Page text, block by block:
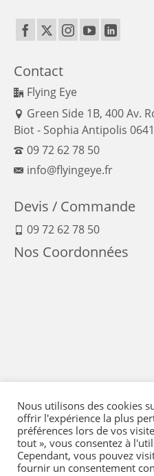
Contact
Flying Eye
Green Side 1B, 400 Av.
Biot - Sophia Antipolis
09 72 62 78 50
info@flyingeye.fr
Devis / Commande
09 72 62 78 50
Nos Coordonnées
Mentions Légales-Conditions
Nous utilisons des cookies
offrir l'expérience la plus
préférences lors de vos
tout », vous consentez à
Cependant, vous pouvez
fournir un consentement